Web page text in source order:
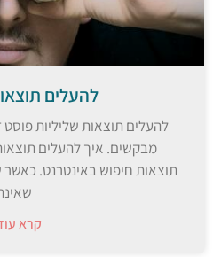
להעלים
להעלים תוצאות שליליות
מבקשים. איך להעלים
תוצאות חיפוש באינטרנט. כאשר
קרא